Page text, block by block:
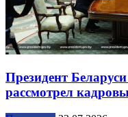
Президент
рассмотрел